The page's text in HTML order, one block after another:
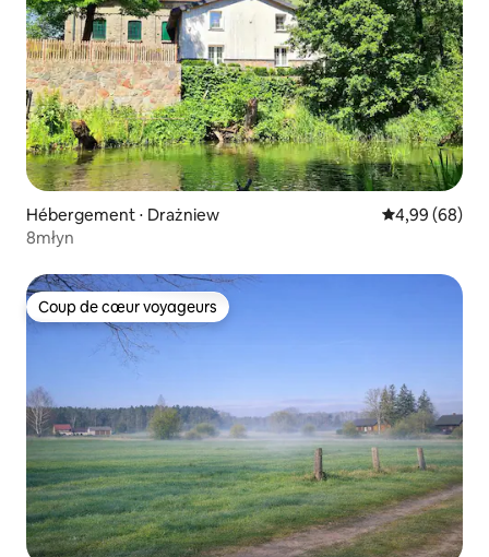
Hébergement ⋅ Drażniew Évaluation
4,99 (68)
8młyn
Coup de cœur voyageurs
Coup de cœur voyageurs